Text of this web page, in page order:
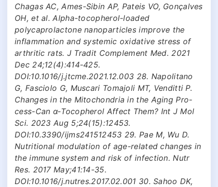
Chagas AC, Ames-Sibin AP, Pateis VO, Gonçalves
OH, et al. Alpha-tocopherol-loaded
polycaprolactone nanoparticles improve the
inflammation and systemic oxidative stress of
arthritic rats. J Tradit Complement Med. 2021
Dec 24;12(4):414-425.
DOI:10.1016/j.jtcme.2021.12.003 28. Napolitano
G, Fasciolo G, Muscari Tomajoli MT, Venditti P.
Changes in the Mitochondria in the Aging Pro-
cess-Can α-Tocopherol Affect Them? Int J Mol
Sci. 2023 Aug 5;24(15):12453.
DOI:10.3390/ijms241512453 29. Pae M, Wu D.
Nutritional modulation of age-related changes in
the immune system and risk of infection. Nutr
Res. 2017 May;41:14-35.
DOI:10.1016/j.nutres.2017.02.001 30. Sahoo DK,